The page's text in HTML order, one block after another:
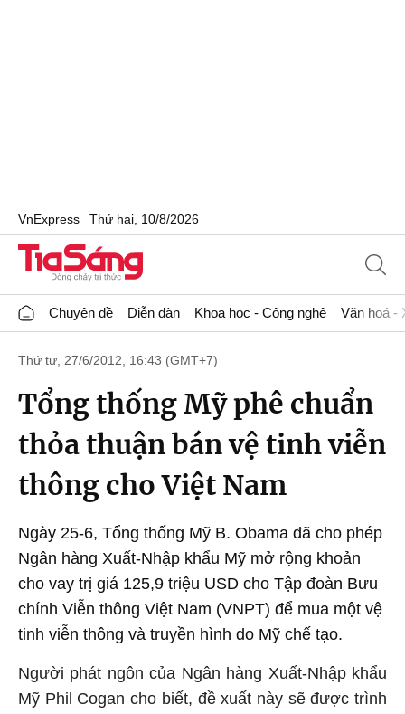
VnExpress Thứ hai, 10/8/2026
Chuyên đề Diễn đàn Khoa học - Công nghệ Văn hoá -
Thứ tư, 27/6/2012, 16:43 (GMT+7)
Tổng thống Mỹ phê chuẩn
thỏa thuận bán vệ tinh viễn
thông cho Việt Nam
Ngày 25-6, Tổng thống Mỹ B. Obama đã cho phép
Ngân hàng Xuất-Nhập khẩu Mỹ mở rộng khoản
cho vay trị giá 125,9 triệu USD cho Tập đoàn Bưu
chính Viễn thông Việt Nam (VNPT) để mua một vệ
tinh viễn thông và truyền hình do Mỹ chế tạo.
Người phát ngôn của Ngân hàng Xuất-Nhập khẩu
Mỹ Phil Cogan cho biết, đề xuất này sẽ được trình